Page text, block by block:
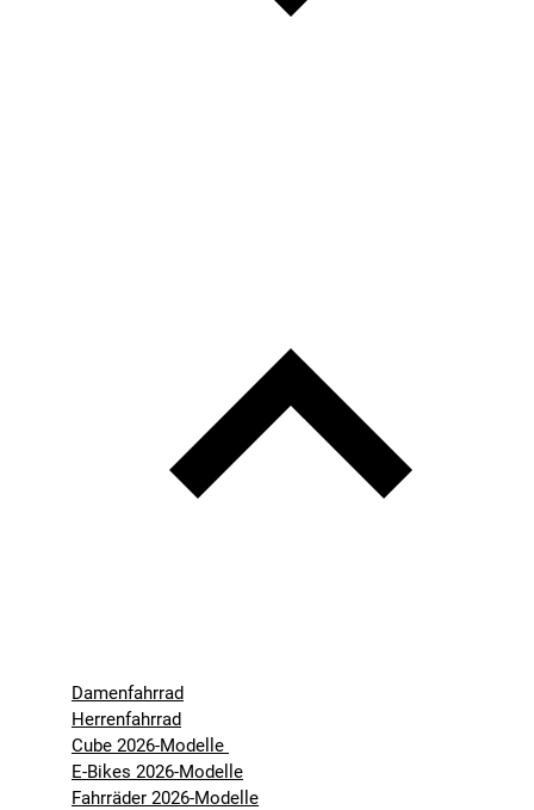
Damenfahrrad
Herrenfahrrad
Cube 2026-Modelle
E-Bikes 2026-Modelle
Fahrräder 2026-Modelle